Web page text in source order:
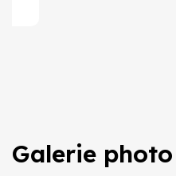
Galerie photo